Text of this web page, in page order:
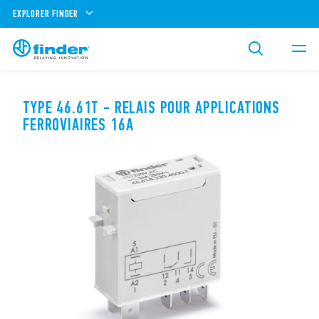
EXPLORER FINDER
TYPE 46.61T - RELAIS POUR APPLICATIONS
FERROVIAIRES 16A